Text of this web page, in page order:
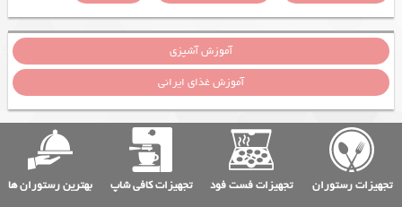
آموزش آشپزی
آموزش غذای ایرانی
تجهیزات رستوران تجهیزات فست فود تجهیزات کافی شاپ بهترین رستوران ها